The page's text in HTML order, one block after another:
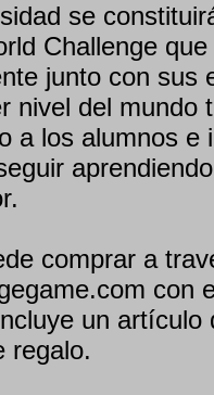
se
Challenge
junto con sus
nivel del mundo
a los alumnos e
comprar a
con
un artículo
regalo.